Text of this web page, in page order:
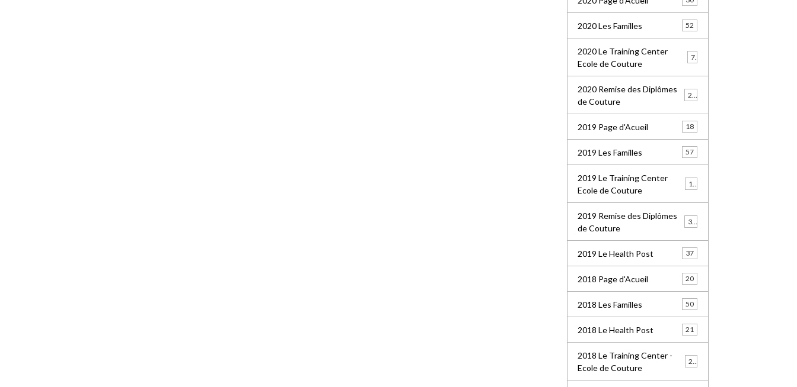
2020 Les Familles 52
2020 Le Training Center
Ecole de Couture
2020 Remise des Diplômes
de Couture
2019 Page d'Acueil 18
2019 Les Familles 57
2019 Le Training Center
Ecole de Couture
2019 Remise des Diplômes
de Couture
36
2019 Le Health Post 37
2018 Page d'Acueil 20
2018 Les Familles 50
2018 Le Health Post 21
2018 Le Training Center -
Ecole de Couture